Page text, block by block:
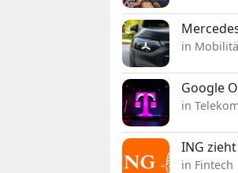
in
Google
in
ING
in Fintech